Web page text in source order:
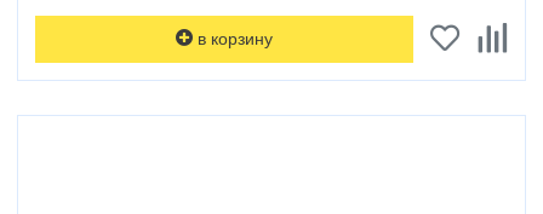
в корзину